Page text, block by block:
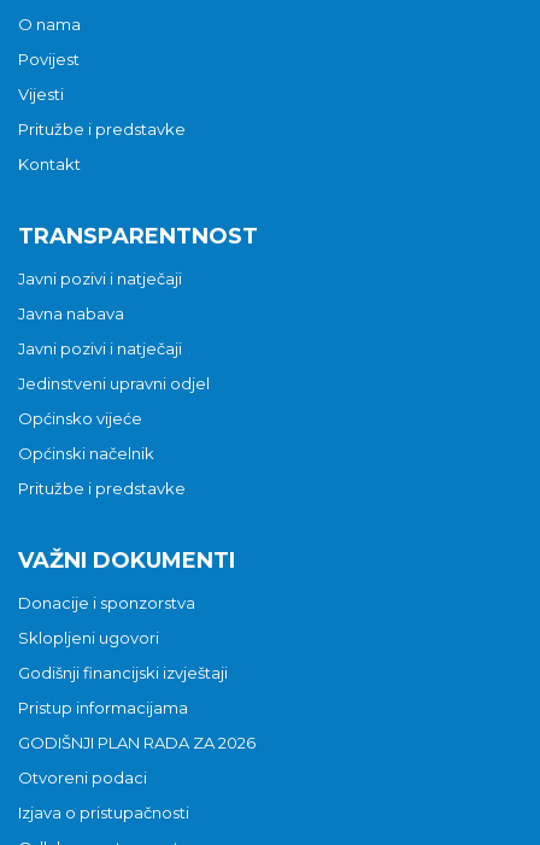
O nama
Povijest
Vijesti
Pritužbe i predstavke
Kontakt
TRANSPARENTNOST
Javni pozivi i natječaji
Javna nabava
Javni pozivi i natječaji
Jedinstveni upravni odjel
Općinsko vijeće
Općinski načelnik
Pritužbe i predstavke
VAŽNI DOKUMENTI
Donacije i sponzorstva
Sklopljeni ugovori
Godišnji financijski izvještaji
Pristup informacijama
GODIŠNJI PLAN RADA ZA 2026
Otvoreni podaci
Izjava o pristupačnosti